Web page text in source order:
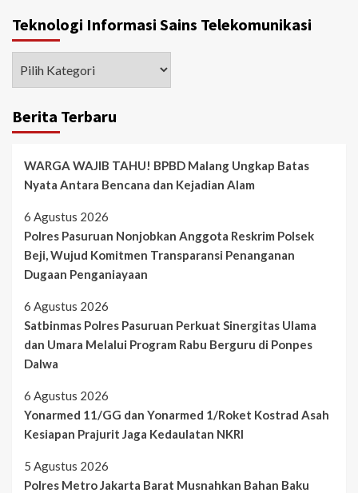
Teknologi Informasi Sains Telekomunikasi
Berita Terbaru
WARGA WAJIB TAHU! BPBD Malang Ungkap Batas
Nyata Antara Bencana dan Kejadian Alam
6 Agustus 2026
Polres Pasuruan Nonjobkan Anggota Reskrim Polsek
Beji, Wujud Komitmen Transparansi Penanganan
Dugaan Penganiayaan
6 Agustus 2026
Satbinmas Polres Pasuruan Perkuat Sinergitas Ulama
dan Umara Melalui Program Rabu Berguru di Ponpes
Dalwa
6 Agustus 2026
Yonarmed 11/GG dan Yonarmed 1/Roket Kostrad Asah
Kesiapan Prajurit Jaga Kedaulatan NKRI
5 Agustus 2026
Polres Metro Jakarta Barat Musnahkan Bahan Baku